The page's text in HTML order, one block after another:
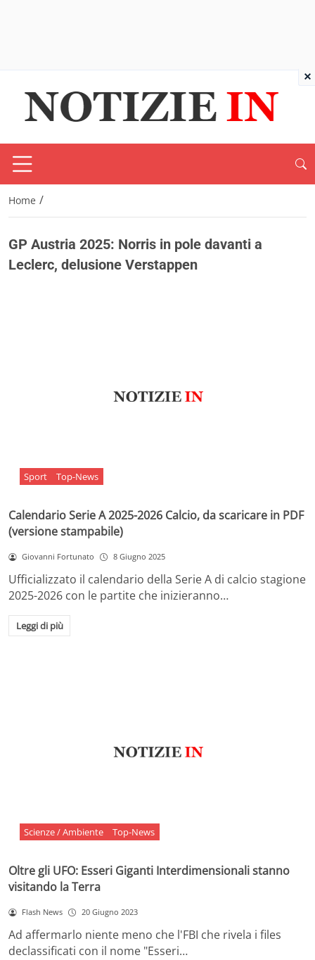
Home /
GP Austria 2025: Norris in pole davanti a
Leclerc, delusione Verstappen
Sport Top-News
Calendario Serie A 2025-2026 Calcio, da scaricare in PDF
(versione stampabile)
Giovanni Fortunato 8 Giugno 2025
Ufficializzato il calendario della Serie A di calcio stagione
2025-2026 con le partite che inizieranno…
Leggi di più
Scienze / Ambiente Top-News
Oltre gli UFO: Esseri Giganti Interdimensionali stanno
visitando la Terra
Flash News 20 Giugno 2023
Ad affermarlo niente meno che l'FBI che rivela i files
declassificati con il nome "Esseri…
×